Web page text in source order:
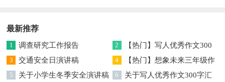
最新推荐
1 调查研究工作报告 2
【热门】写人优秀作文300
字集合7篇
3 交通安全日演讲稿 4
【热门】想象未来三年级作
文汇编7篇
5 关于小学生冬季安全演讲稿 6 关于写人优秀作文300字汇